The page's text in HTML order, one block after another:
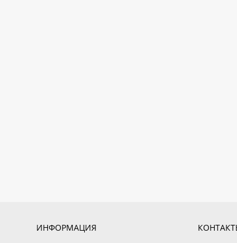
ИНФОРМАЦИЯ